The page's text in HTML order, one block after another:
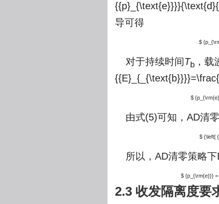
导可得
$
对于持续时间Tb ，载
$
由式(5)可知，AD清
$ {\left[
所以，AD清零策略
$ {p_{\rm{e}}}
2.3 收发隔离度要